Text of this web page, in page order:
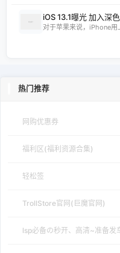
iOS 13.1曝光 加入深
对于苹果来说，iPhone用
热门推荐
网购优惠券
福利区(福利资源合集)
轻松签
TrollStore官网(巨魔官网)
lsp必备の秒开、高清~准备发